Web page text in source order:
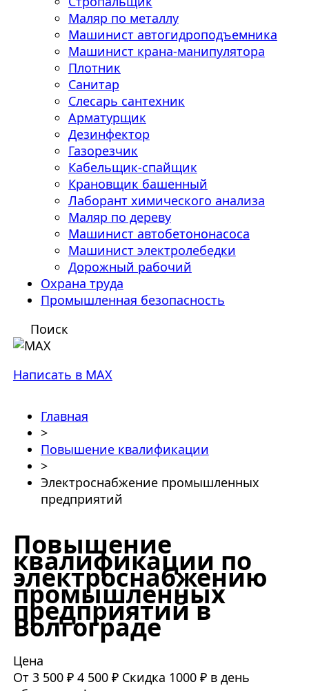
Маляр по металлу
Машинист автогидроподъемника
Машинист крана-манипулятора
Плотник
Санитар
Слесарь сантехник
Арматурщик
Дезинфектор
Газорезчик
Кабельщик-спайщик
Крановщик башенный
Лаборант химического анализа
Маляр по дереву
Машинист автобетононасоса
Машинист электролебедки
Дорожный рабочий
Охрана труда
Промышленная безопасность
Поиск
Написать в MAX
Главная
>
Повышение квалификации
>
Электроснабжение промышленных
предприятий
Повышение
квалификации по
электроснабжению
промышленных
предприятий в
Волгограде
Цена
От 3 500 ₽ 4 500 ₽ Скидка 1000 ₽ в день